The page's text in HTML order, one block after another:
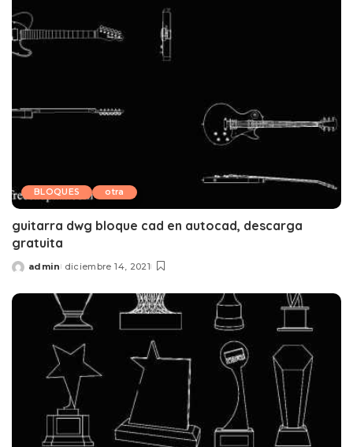
BLOQUES otra
guitarra dwg bloque cad en autocad, descarga
gratuita
Posted
admin diciembre 14, 2021